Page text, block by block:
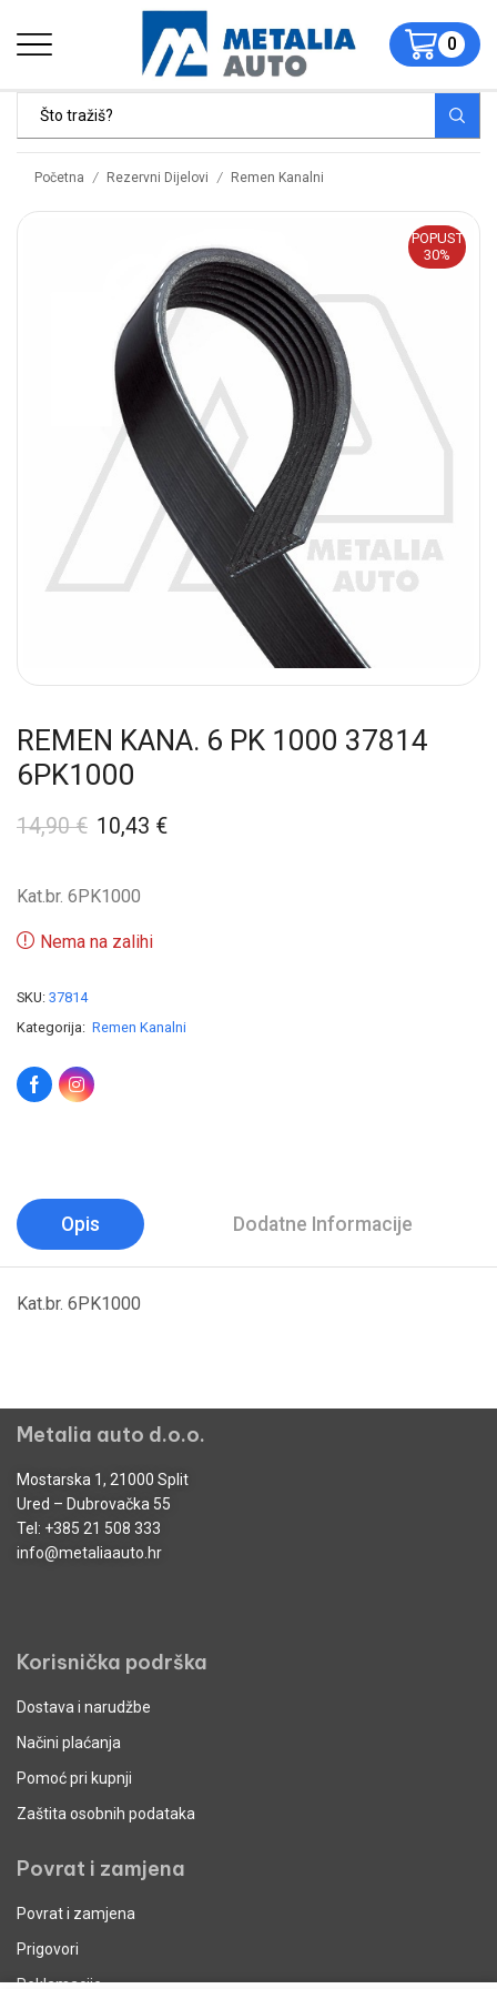
0
Početna / Rezervni Dijelovi / Remen Kanalni
POPUST
30%
REMEN KANA. 6 PK 1000 37814
6PK1000
14,90€ 10,43 €
Kat.br. 6PK1000
Nema na zalihi
SKU: 37814
Kategorija: Remen Kanalni
Opis Dodatne Informacije
Kat.br. 6PK1000
Metalia auto d.o.o.
Mostarska 1, 21000 Split
Ured – Dubrovačka 55
Tel: +385 21 508 333
info@metaliaauto.hr
Korisnička podrška
Dostava i narudžbe
Načini plaćanja
Pomoć pri kupnji
Zaštita osobnih podataka
Povrat i zamjena
Povrat i zamjena
Prigovori
Reklamacije